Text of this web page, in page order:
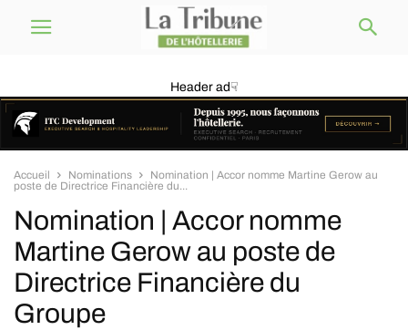
Header ad☟
Accueil Nominations
Nomination | Accor nomme Martine Gerow au
poste de Directrice Financière du...
Nomination | Accor nomme
Martine Gerow au poste de
Directrice Financière du
Groupe